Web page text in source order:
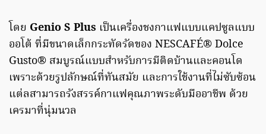
โดย Genio S Plus เป็นเครื่องชงกาแฟแบบแคปซูลแบบ
ออโต้ ที่มีขนาดเล็กกระทัดรัดของ NESCAFÉ® Dolce
Gusto® สมบูรณ์แบบสำหรับการมีติดบ้านและคอนโด
เพราะด้วยรูปลักษณ์ที่ทันสมัย และการใช้งานที่ไม่ซับซ้อน
แต่ลสามารถรังสรรค์กาแฟคุณภาพระดับมืออาชีพ ด้วย
เครมาที่นุ่มนวล